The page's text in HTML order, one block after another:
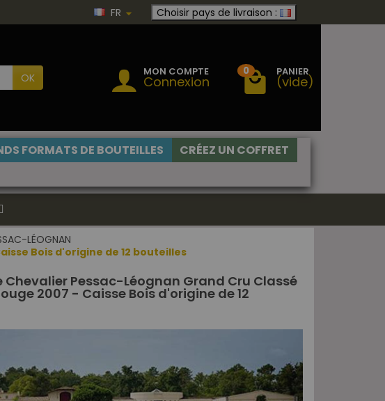
FR Choisir pays de livraison :
OK MON COMPTE
Connexion
0 PANIER
(vide)
FORMATS DE BOUTEILLES
CRÉEZ UN COFFRET
LÉOGNAN
Bois d'origine de 12 bouteilles
Chevalier Pessac-Léognan Grand Cru Classé
2007 - Caisse Bois d'origine de 12